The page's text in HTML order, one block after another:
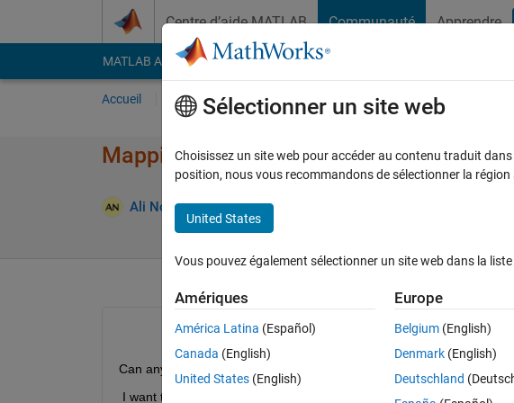
Centre d’aide MATLAB Communauté Apprendre
MATLAB Answers File Exchange Cody
Accueil Poser une question Parcourir
Mapping, colormap, eigenvector
Ali Nouri 25 Déc 2019
Can anyone help me!!!
I want to plot countries including their borders in Europe and then
Sélectionner un site web
Choisissez un site web pour accéder au contenu traduit
position, nous vous recommandons de sélectionner la région
United States
Vous pouvez également sélectionner un site web dans la
Amériques
América Latina (Español)
Canada (English)
United States (English)
Europe
Belgium (English)
Denmark (English)
Deutschland